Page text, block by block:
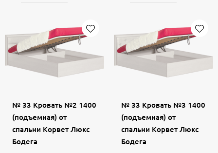
№ 33 Кровать №2 1400
(подъемная) от
спальни Корвет Люкс
Бодега
№ 33 Кровать №3 1400
(подъемная) от
спальни Корвет Люкс
Бодега